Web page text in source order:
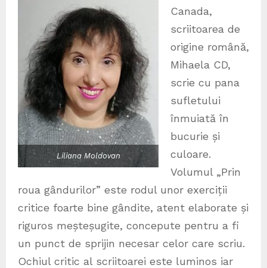
Liliana Moldovan
Canada,
scriitoarea de
origine română,
Mihaela CD,
scrie cu pana
sufletului
înmuiată în
bucurie și
culoare.
Volumul „Prin
roua gândurilor” este rodul unor exerciții
critice foarte bine gândite, atent elaborate și
riguros meșteșugite, concepute pentru a fi
un punct de sprijin necesar celor care scriu.
Ochiul critic al scriitoarei este luminos iar